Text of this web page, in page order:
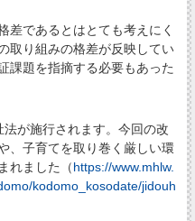
であるとはとても考えにく
取り組みの格差が反映してい
課題を指摘する必要もあった
が施行されます。今回の改
、子育てを取り巻く厳しい環
れました（https://www.mhlw.
kodomo_kosodate/jidouh